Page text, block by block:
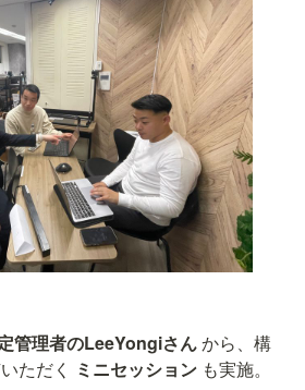
管理者のLeeYongiさん から、構
ただく ミニセッション も実施。